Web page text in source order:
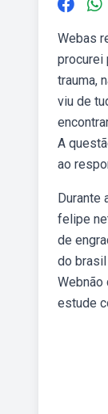
Webas
procurei
trauma,
viu de
A
ao
Durante
felipe
de
do
Webnão
estude